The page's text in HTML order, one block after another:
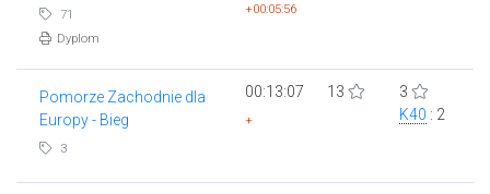
71
Dyplom
+00:05:56
Pomorze Zachodnie dla
Europy - Bieg
3
00:13:07
+
13
3
K40 : 2